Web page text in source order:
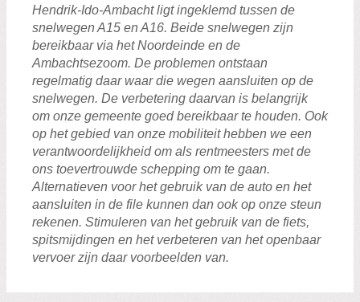
Hendrik-Ido-Ambacht ligt ingeklemd tussen de
snelwegen A15 en A16. Beide snelwegen zijn
bereikbaar via het Noordeinde en de
Ambachtsezoom. De problemen ontstaan
regelmatig daar waar die wegen aansluiten op de
snelwegen. De verbetering daarvan is belangrijk
om onze gemeente goed bereikbaar te houden. Ook
op het gebied van onze mobiliteit hebben we een
verantwoordelijkheid om als rentmeesters met de
ons toevertrouwde schepping om te gaan.
Alternatieven voor het gebruik van de auto en het
aansluiten in de file kunnen dan ook op onze steun
rekenen. Stimuleren van het gebruik van de fiets,
spitsmijdingen en het verbeteren van het openbaar
vervoer zijn daar voorbeelden van.